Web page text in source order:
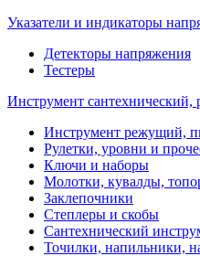
Указатели и индикаторы
Детекторы напряжения
Тестеры
Инструмент сантехнический,
Инструмент режущий,
Рулетки, уровни и
Ключи и наборы
Молотки, кувалды,
Заклепочники
Степлеры и скобы
Сантехнический
Точилки, напильники,